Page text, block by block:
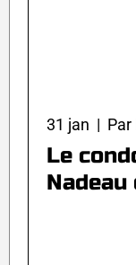
31 jan | Par
Le